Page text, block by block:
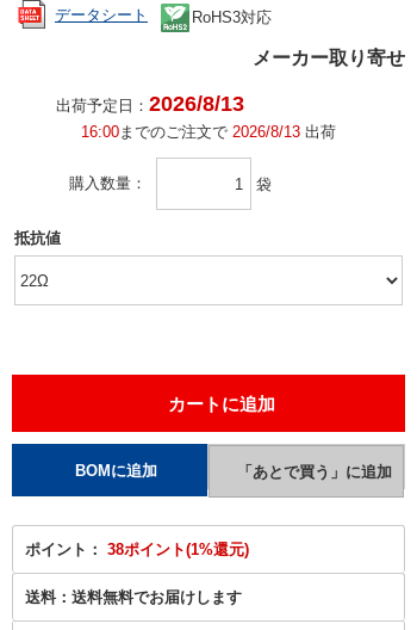
データシート
RoHS3対応
メーカー取り寄せ
出荷予定日： 2026/8/13
16:00までのご注文で 2026/8/13 出荷
購入数量 袋
抵抗値
ポイント： 38ポイント(1%還元)
送料： 送料無料でお届けします